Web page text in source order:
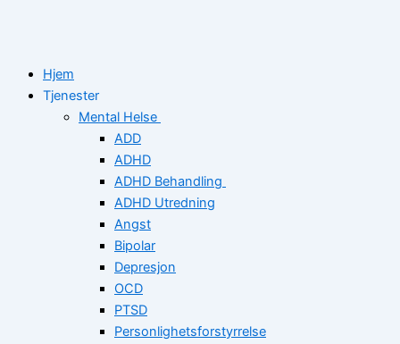
Hjem
Tjenester
Mental Helse
ADD
ADHD
ADHD Behandling
ADHD Utredning
Angst
Bipolar
Depresjon
OCD
PTSD
Personlighetsforstyrrelse